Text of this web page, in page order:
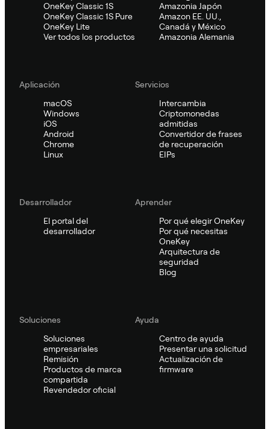
OneKey Classic 1S
OneKey Classic 1S Pure
OneKey Lite
Ver todos los productos
Amazonia Japón
Amazon EE. UU.,
Canadá y México
Amazonia Alemania
Aplicación
macOS
Windows
iOS
Android
Chrome
Linux
Servicios
Intercambia
Criptomonedas
admitidas
Convertidor de frases
de recuperación
EIPs
Desarrollador
El portal del
desarrollador
Aprender
Por qué elegir OneKey
Por qué necesitas
OneKey
Arquitectura de
seguridad
Blog
Soluciones
Soluciones
empresariales
Remisión
Productos de marca
compartida
Revendedor oficial
Ayuda
Centro de ayuda
Presentar una solicitud
Actualización de
firmware